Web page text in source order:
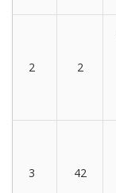
2 2
3 42